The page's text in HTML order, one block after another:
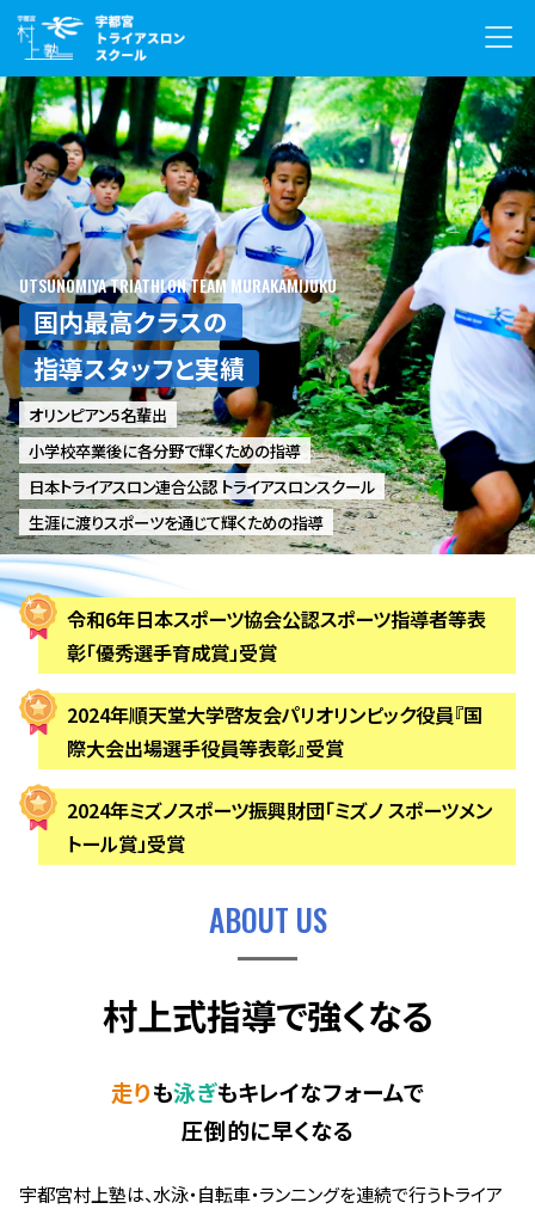
UTSUNOMIYA TRIATHLON TEAM MURAKAMIJUKU
国内最高クラスの
指導スタッフと実績
オリンピアン5名輩出
小学校卒業後に各分野で輝くための指導
日本トライアスロン連合公認 トライアスロンスクール
生涯に渡りスポーツを通じて輝くための指導
令和6年日本スポーツ協会公認スポーツ指導者等表
彰「優秀選手育成賞」受賞
2024年順天堂大学啓友会パリオリンピック役員『国
際大会出場選手役員等表彰』受賞
2024年ミズノスポーツ振興財団「ミズノ スポーツメン
トール賞」受賞
ABOUT US
村上式指導で強くなる
走りも泳ぎもキレイなフォームで
圧倒的に早くなる
宇都宮村上塾は、水泳・自転車・ランニングを連続で行うトライア